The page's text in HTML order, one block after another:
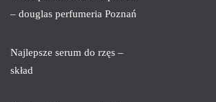
– douglas perfumeria Poznań
Najlepsze serum do rzęs –
skład